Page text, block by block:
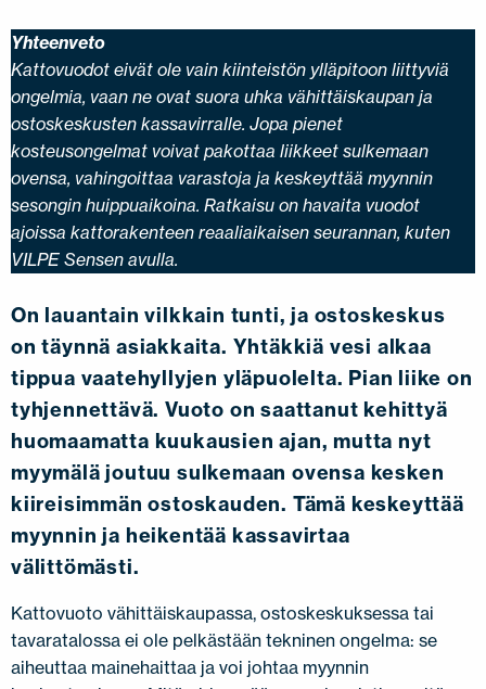
Yhteenveto
Kattovuodot eivät ole vain kiinteistön ylläpitoon liittyviä
ongelmia, vaan ne ovat suora uhka vähittäiskaupan ja
ostoskeskusten kassavirralle. Jopa pienet
kosteusongelmat voivat pakottaa liikkeet sulkemaan
ovensa, vahingoittaa varastoja ja keskeyttää myynnin
sesongin huippuaikoina. Ratkaisu on havaita vuodot
ajoissa kattorakenteen reaaliaikaisen seurannan, kuten
VILPE Sensen avulla.
On lauantain vilkkain tunti, ja ostoskeskus
on täynnä asiakkaita. Yhtäkkiä vesi alkaa
tippua vaatehyllyjen yläpuolelta. Pian liike on
tyhjennettävä. Vuoto on saattanut kehittyä
huomaamatta kuukausien ajan, mutta nyt
myymälä joutuu sulkemaan ovensa kesken
kiireisimmän ostoskauden. Tämä keskeyttää
myynnin ja heikentää kassavirtaa
välittömästi.
Kattovuoto vähittäiskaupassa, ostoskeskuksessa tai
tavaratalossa ei ole pelkästään tekninen ongelma: se
aiheuttaa mainehaittaa ja voi johtaa myynnin